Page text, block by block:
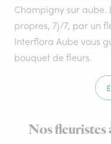
Champigny sur aube.
propres, 7j/7, par un
Interflora Aube vous
bouquet de fleurs.
Nos fleuristes